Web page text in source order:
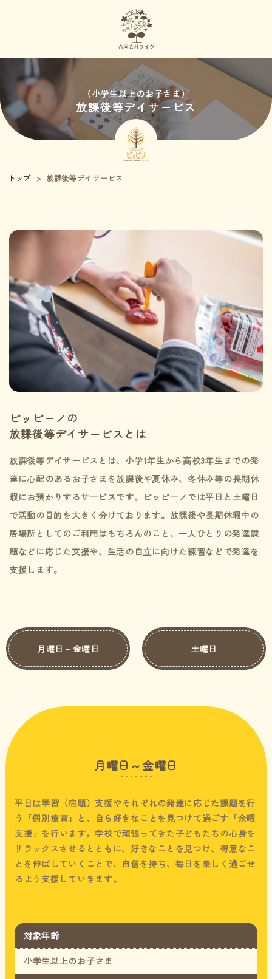
（小学生以上のお子さま）
放課後等デイサービス
トップ > 放課後等デイサービス
ピッピーノの
放課後等デイサービスとは
放課後等デイサービスとは、小学1年生から高校3年生までの発
達に心配のあるお子さまを放課後や夏休み、冬休み等の長期休
暇にお預かりするサービスです。ピッピーノでは平日と土曜日
で活動の目的を大きく分けております。放課後や長期休暇中の
居場所としてのご利用はもちろんのこと、一人ひとりの発達課
題などに応じた支援や、生活の自立に向けた練習などで発達を
支援します。
月曜日～金曜日 土曜日
月曜日～金曜日
平日は学習（宿題）支援やそれぞれの発達に応じた課題を行
う「個別療育」と、 自ら好きなことを見つけて過ごす「余暇
支援」を行います。 学校で頑張ってきた子どもたちの心身を
リラックスさせるとともに、好きなことを見つけ、得意なこ
とを伸ばしていくことで、自信を持ち、毎日を楽しく過ごせ
るよう支援していきます。
対象年齢
小学生以上のお子さま